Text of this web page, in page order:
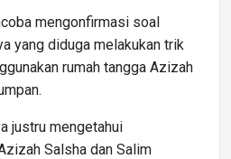
mengonfirmasi soal
yang diduga melakukan trik
rumah tangga Azizah
justru mengetahui
Salsha dan Salim